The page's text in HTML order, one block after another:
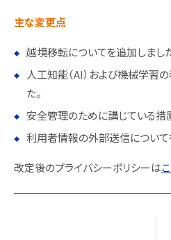
主な変更点
越境移転についてを追加しまし
人工知能（AI）および機械学習
た。
安全管理のために講じている措
利用者情報の外部送信について
改定後のプライバシーポリシーは